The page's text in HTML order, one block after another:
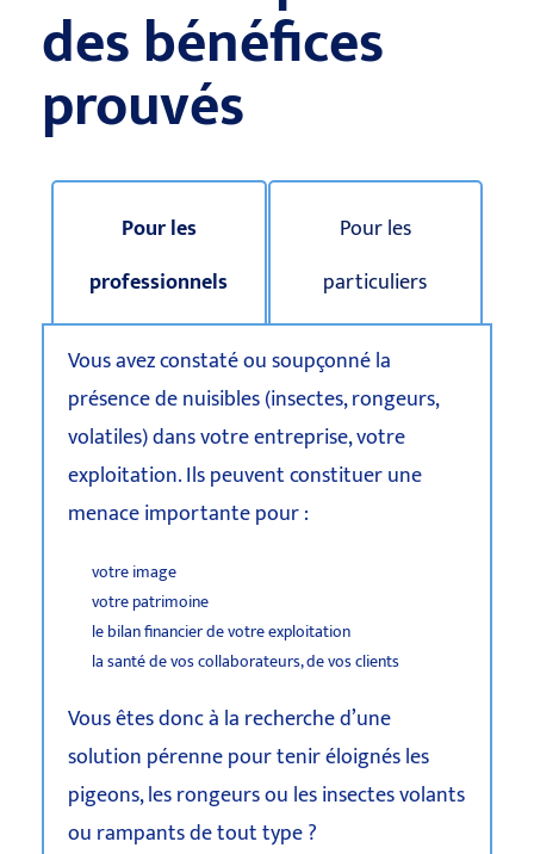
des bénéfices
prouvés
Pour les
professionnels
Pour les
particuliers
Vous avez constaté ou soupçonné la
présence de nuisibles (insectes, rongeurs,
volatiles) dans votre entreprise, votre
exploitation. Ils peuvent constituer une
menace importante pour :
votre image
votre patrimoine
le bilan financier de votre exploitation
la santé de vos collaborateurs, de vos clients
Vous êtes donc à la recherche d’une
solution pérenne pour tenir éloignés les
pigeons, les rongeurs ou les insectes volants
ou rampants de tout type ?